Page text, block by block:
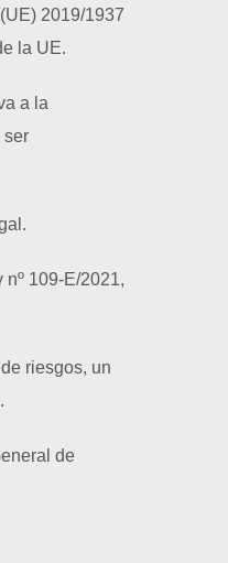
2019/1937
la UE.
a la
ser
109-E/2021,
riesgos, un
de